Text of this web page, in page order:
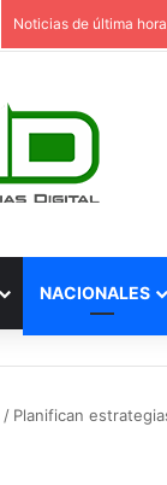
Noticias de última hora
NACIONALES
/ Planifican